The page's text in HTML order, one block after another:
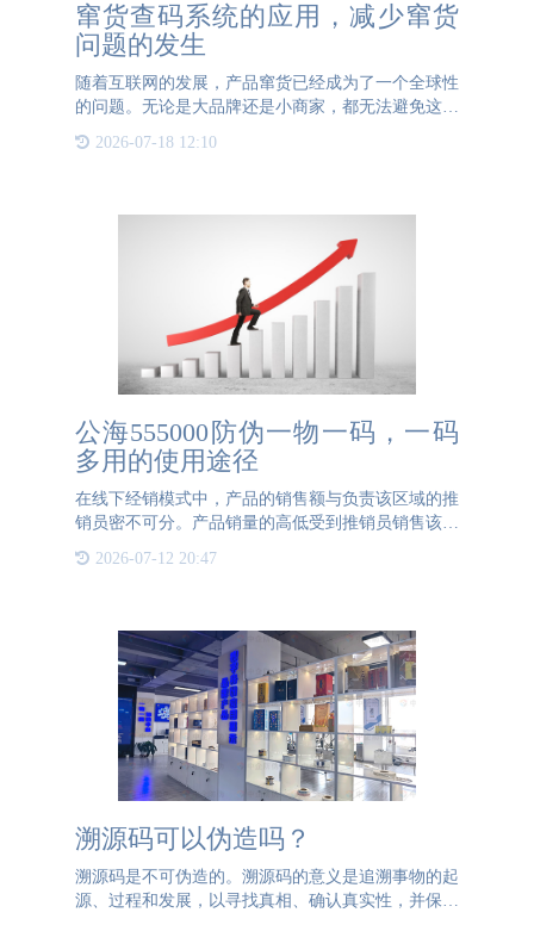
窜货查码系统的应用，减少窜货
问题的发生
随着互联网的发展，产品窜货已经成为了一个全球性
的问题。无论是大品牌还是小商家，都无法避免这种
情况的发生。产品窜货不仅会对品牌形象造成影响，
还会对销售额产生负面影响。那么，如何解决产品窜
2026-07-18 12:10
公海555000防伪一物一码，一码
多用的使用途径
在线下经销模式中，产品的销售额与负责该区域的推
销员密不可分。产品销量的高低受到推销员销售该商
销量的提升，反之，冷漠消极的销售态度将会导致产
2026-07-12 20:47
溯源码可以伪造吗？
溯源码是不可伪造的。溯源码的意义是追溯事物的起
源、过程和发展，以寻找真相、确认真实性，并保证